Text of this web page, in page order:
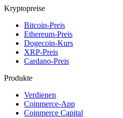
Kryptopreise
Bitcoin-Preis
Ethereum-Preis
Dogecoin-Kurs
XRP-Preis
Cardano-Preis
Produkte
Verdienen
Coinmerce-App
Coinmerce Capital